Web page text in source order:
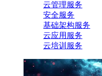
云管理服务
安全服务
基础架构服务
云应用服务
云培训服务